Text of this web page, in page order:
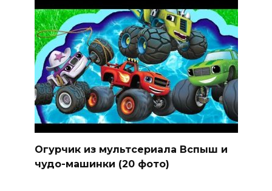
Огурчик из мультсериала Вспыш и
чудо-машинки (20 фото)